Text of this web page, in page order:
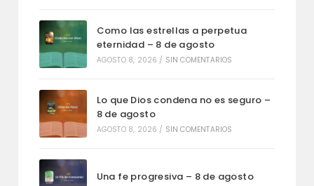
Como las estrellas a perpetua
eternidad – 8 de agosto
AGOSTO 8, 2026 / SIN COMENTARIOS
Lo que Dios condena no es seguro –
8 de agosto
AGOSTO 8, 2026 / SIN COMENTARIOS
Una fe progresiva – 8 de agosto